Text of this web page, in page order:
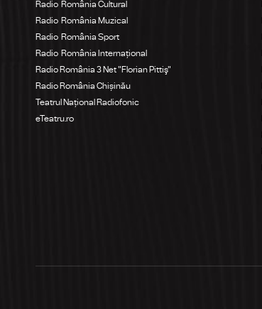
Radio România Cultural
Radio România Muzical
Radio România Sport
Radio România Internațional
Radio România 3 Net "Florian Pittiş"
Radio România Chișinău
Teatrul Național Radiofonic
eTeatru.ro